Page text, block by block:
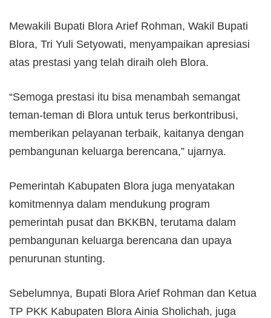
Mewakili Bupati Blora Arief Rohman, Wakil Bupati
Blora, Tri Yuli Setyowati, menyampaikan apresiasi
atas prestasi yang telah diraih oleh Blora.
“Semoga prestasi itu bisa menambah semangat
teman-teman di Blora untuk terus berkontribusi,
memberikan pelayanan terbaik, kaitanya dengan
pembangunan keluarga berencana,” ujarnya.
Pemerintah Kabupaten Blora juga menyatakan
komitmennya dalam mendukung program
pemerintah pusat dan BKKBN, terutama dalam
pembangunan keluarga berencana dan upaya
penurunan stunting.
Sebelumnya, Bupati Blora Arief Rohman dan Ketua
TP PKK Kabupaten Blora Ainia Sholichah, juga